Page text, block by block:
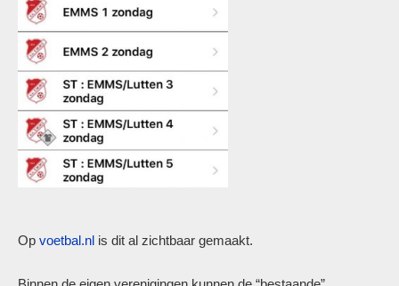
Op voetbal.nl is dit al zichtbaar gemaakt.